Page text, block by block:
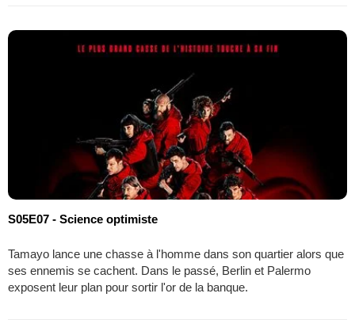
S05E07 - Science optimiste
Tamayo lance une chasse à l'homme dans son quartier alors que
ses ennemis se cachent. Dans le passé, Berlin et Palermo
exposent leur plan pour sortir l'or de la banque.